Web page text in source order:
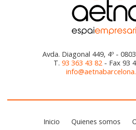
Avda. Diagonal 449, 4º -
T. 93 363 43 82 - Fax 93
Inicio Quienes somos